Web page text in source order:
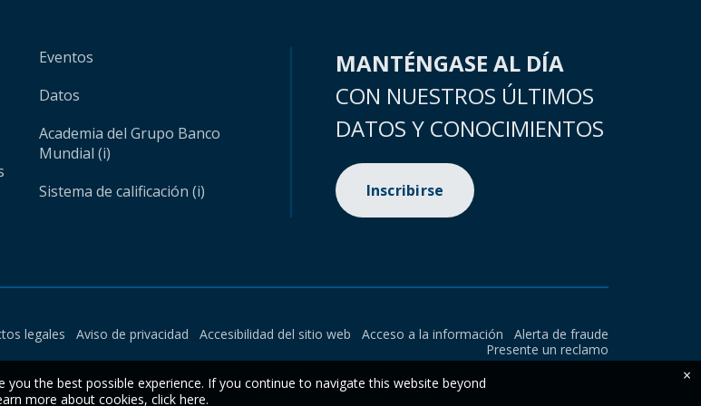
Eventos
Datos
Academia del Grupo Banco
Mundial (i)
Sistema de calificación (i)
MANTÉNGASE AL DÍA
CON NUESTROS ÚLTIMOS
DATOS Y CONOCIMIENTOS
Inscribirse
legales Aviso de privacidad Accesibilidad del sitio web Acceso a la información
Alerta de fraude
Presente un reclamo
the best possible experience. If you continue to navigate this website beyond
more about cookies, click here.
×